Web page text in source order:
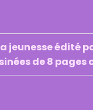
édité
de 8